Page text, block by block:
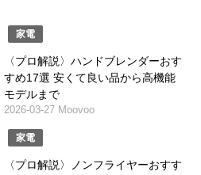
家電
〈プロ解説〉ハンドブレンダーおす
すめ17選 安くて良い品から高機能
モデルまで
2026-03-27 Moovoo
家電
〈プロ解説〉ノンフライヤーおすす